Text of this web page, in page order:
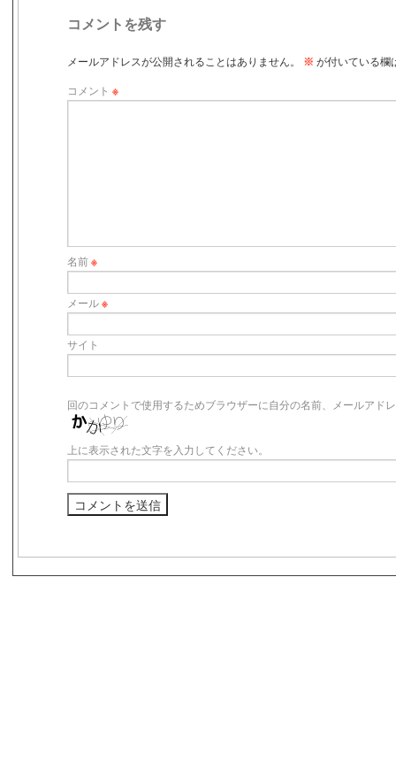
コメントを残す
メールアドレスが公開されることはありません。 ※ が付いている欄
コメント ※
名前※
メール※
サイト
回のコメントで使用するためブラウザーに自分の名前、メールアド
上に表示された文字を入力してください。
s3